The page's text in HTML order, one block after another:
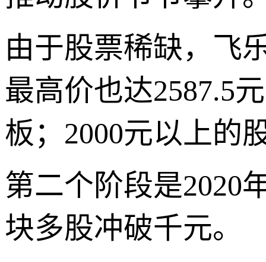
由于股票稀缺，飞
最高价也达2587.5
板；2000元以上的
第二个阶段是2020
块多股冲破千元。